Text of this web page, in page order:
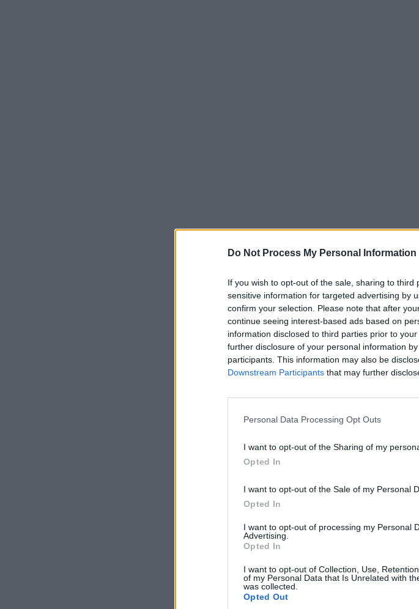
Do Not Process My Personal Information
If you wish to opt-out of the sale, sharing to
sensitive information for targeted advertising by
confirm your selection. Please note that after
continue seeing interest-based ads based on
information disclosed to third parties prior to
further disclosure of your personal information
participants. This information may also be
Downstream Participants that may further
Personal Data Processing Opt Outs
I want to opt-out of the Sharing of my
Opted In
I want to opt-out of the Sale of my Personal
Opted In
I want to opt-out of processing my Personal
Advertising.
Opted In
I want to opt-out of Collection, Use,
of my Personal Data that Is Unrelated with
was collected.
Opted Out